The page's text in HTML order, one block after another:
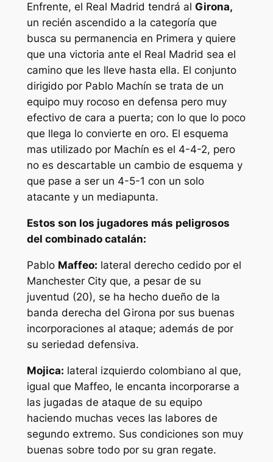
Enfrente, el Real Madrid tendrá al Girona,
un recién ascendido a la categoría que
busca su permanencia en Primera y quiere
que una victoria ante el Real Madrid sea el
camino que les lleve hasta ella. El conjunto
dirigido por Pablo Machín se trata de un
equipo muy rocoso en defensa pero muy
efectivo de cara a puerta; con lo que lo poco
que llega lo convierte en oro. El esquema
mas utilizado por Machín es el 4-4-2, pero
no es descartable un cambio de esquema y
que pase a ser un 4-5-1 con un solo
atacante y un mediapunta.
Estos son los jugadores más peligrosos
del combinado catalán:
Pablo Maffeo: lateral derecho cedido por el
Manchester City que, a pesar de su
juventud (20), se ha hecho dueño de la
banda derecha del Girona por sus buenas
incorporaciones al ataque; además de por
su seriedad defensiva.
Mojica: lateral izquierdo colombiano al que,
igual que Maffeo, le encanta incorporarse a
las jugadas de ataque de su equipo
haciendo muchas veces las labores de
segundo extremo. Sus condiciones son muy
buenas sobre todo por su gran regate.